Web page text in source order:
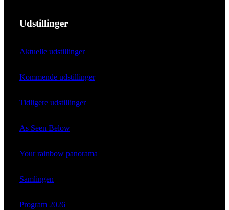
Udstillinger
Aktuelle udstillinger
Kommende udstillinger
Tidligere udstillinger
As Seen Below
Your rainbow panorama
Samlingen
Program 2026